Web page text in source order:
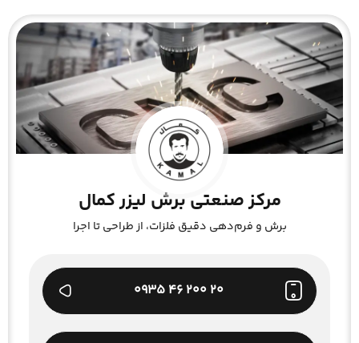
مرکز صنعتی برش لیزر کمال
برش و فرم‌دهی دقیق فلزات، از طراحی تا اجرا
20 200 46 0935